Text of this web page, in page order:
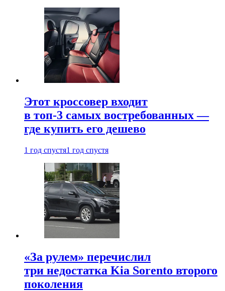
Этот кроссовер входит
в топ-3 самых востребованных —
где купить его дешево
1 год спустя1 год спустя
«За рулем» перечислил
три недостатка Kia Sorento второго
поколения